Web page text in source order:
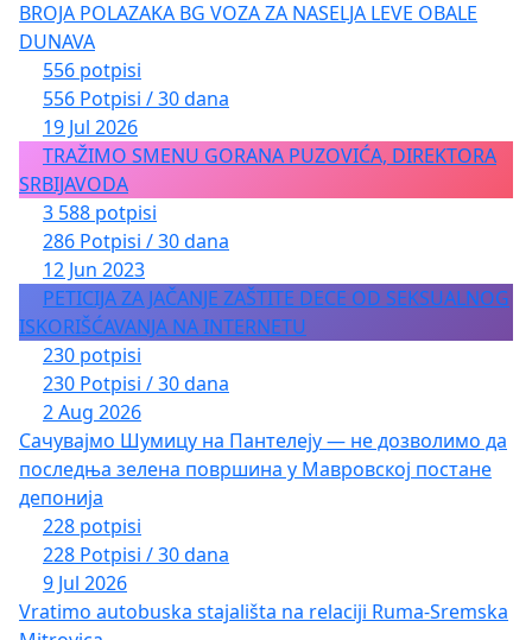
BROJA POLAZAKA BG VOZA ZA NASELJA LEVE OBALE
DUNAVA
556 potpisi
556 Potpisi / 30 dana
19 Jul 2026
TRAŽIMO SMENU GORANA PUZOVIĆA, DIREKTORA
SRBIJAVODA
3 588 potpisi
286 Potpisi / 30 dana
12 Jun 2023
PETICIJA ZA JAČANJE ZAŠTITE DECE OD SEKSUALNOG
ISKORIŠĆAVANJA NA INTERNETU
230 potpisi
230 Potpisi / 30 dana
2 Aug 2026
Сачувајмо Шумицу на Пантелеју — не дозволимо да
последња зелена површина у Мавровској постане
депонија
228 potpisi
228 Potpisi / 30 dana
9 Jul 2026
Vratimo autobuska stajališta na relaciji Ruma-Sremska